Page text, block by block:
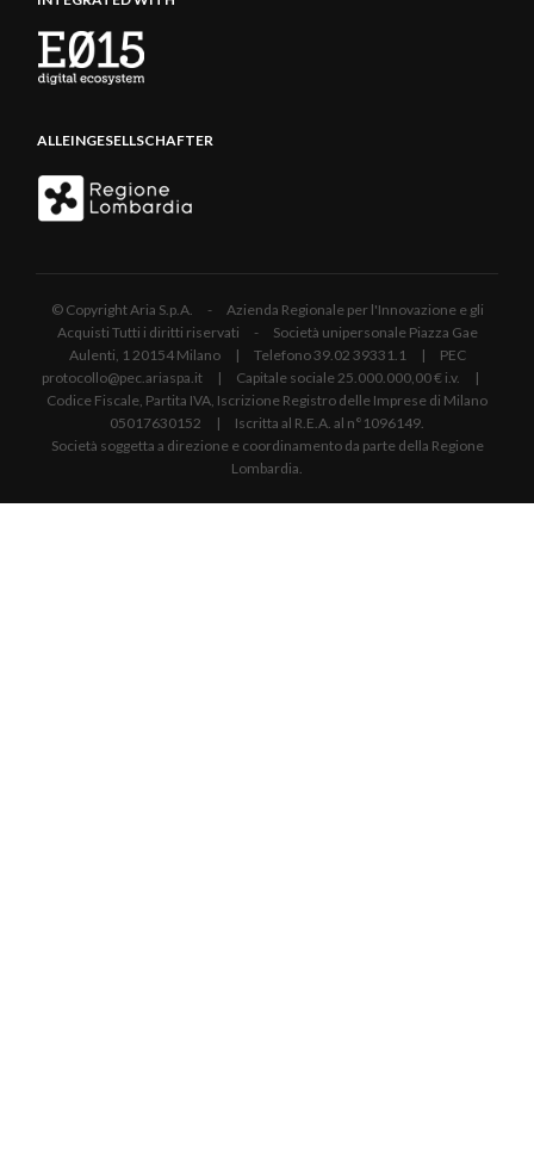
ALLEINGESELLSCHAFTER
© Copyright Aria S.p.A. - Azienda Regionale per l'Innovazione e gli
Acquisti Tutti i diritti riservati - Società unipersonale Piazza Gae
Aulenti, 1 20154 Milano | Telefono 39.02 39331.1 | PEC
protocollo@pec.ariaspa.it | Capitale sociale 25.000.000,00 € i.v. |
Codice Fiscale, Partita IVA, Iscrizione Registro delle Imprese di Milano
05017630152 | Iscritta al R.E.A. al n°1096149.
Società soggetta a direzione e coordinamento da parte della Regione
Lombardia.